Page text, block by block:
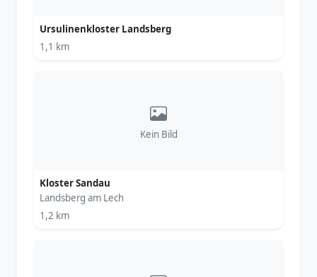
Ursulinenkloster Landsberg
1,1 km
Kein Bild
Kloster Sandau
Landsberg am Lech
1,2 km